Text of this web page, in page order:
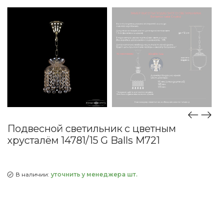
Подвесной светильник с цветным
хрусталём 14781/15 G Balls M721
В наличии: уточнить у менеджера шт.